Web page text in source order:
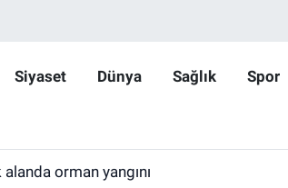
Siyaset Dünya Sağlık Spor
orman yangını